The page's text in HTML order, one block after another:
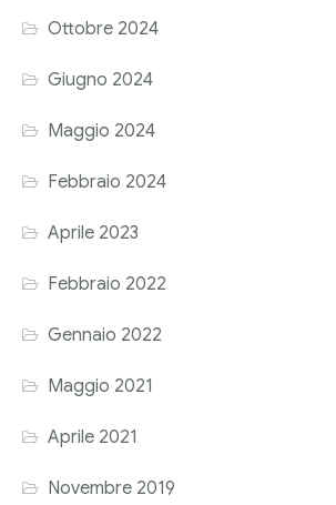
Ottobre 2024
Giugno 2024
Maggio 2024
Febbraio 2024
Aprile 2023
Febbraio 2022
Gennaio 2022
Maggio 2021
Aprile 2021
Novembre 2019